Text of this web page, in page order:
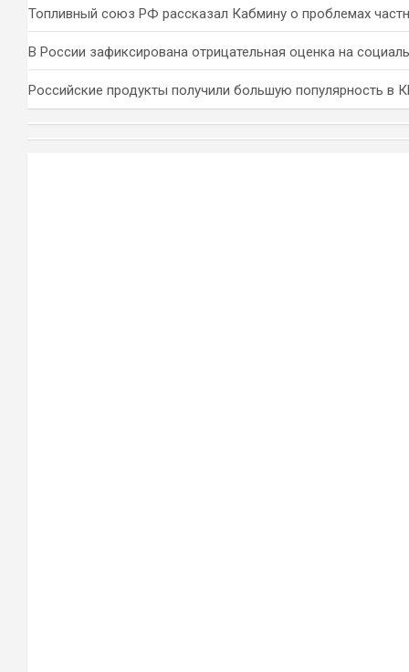
Топливный союз РФ рассказал Кабмину о проблемах
В России зафиксирована отрицательная оценка на
Российские продукты получили большую популярность в